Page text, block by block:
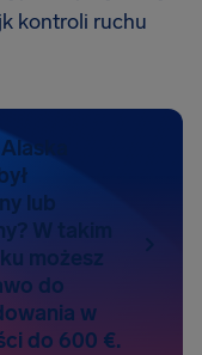
kontroli ruchu
lub
W takim
możesz
do
w
do 600 €.